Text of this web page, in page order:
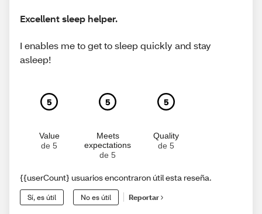
Excellent sleep helper.
I enables me to get to sleep quickly and stay
asleep!
5
Value
de 5
5
Meets
expectations
de 5
5
Quality
de 5
{{userCount} usuarios encontraron útil esta reseña.
Sí, es útil No es útil Reportar